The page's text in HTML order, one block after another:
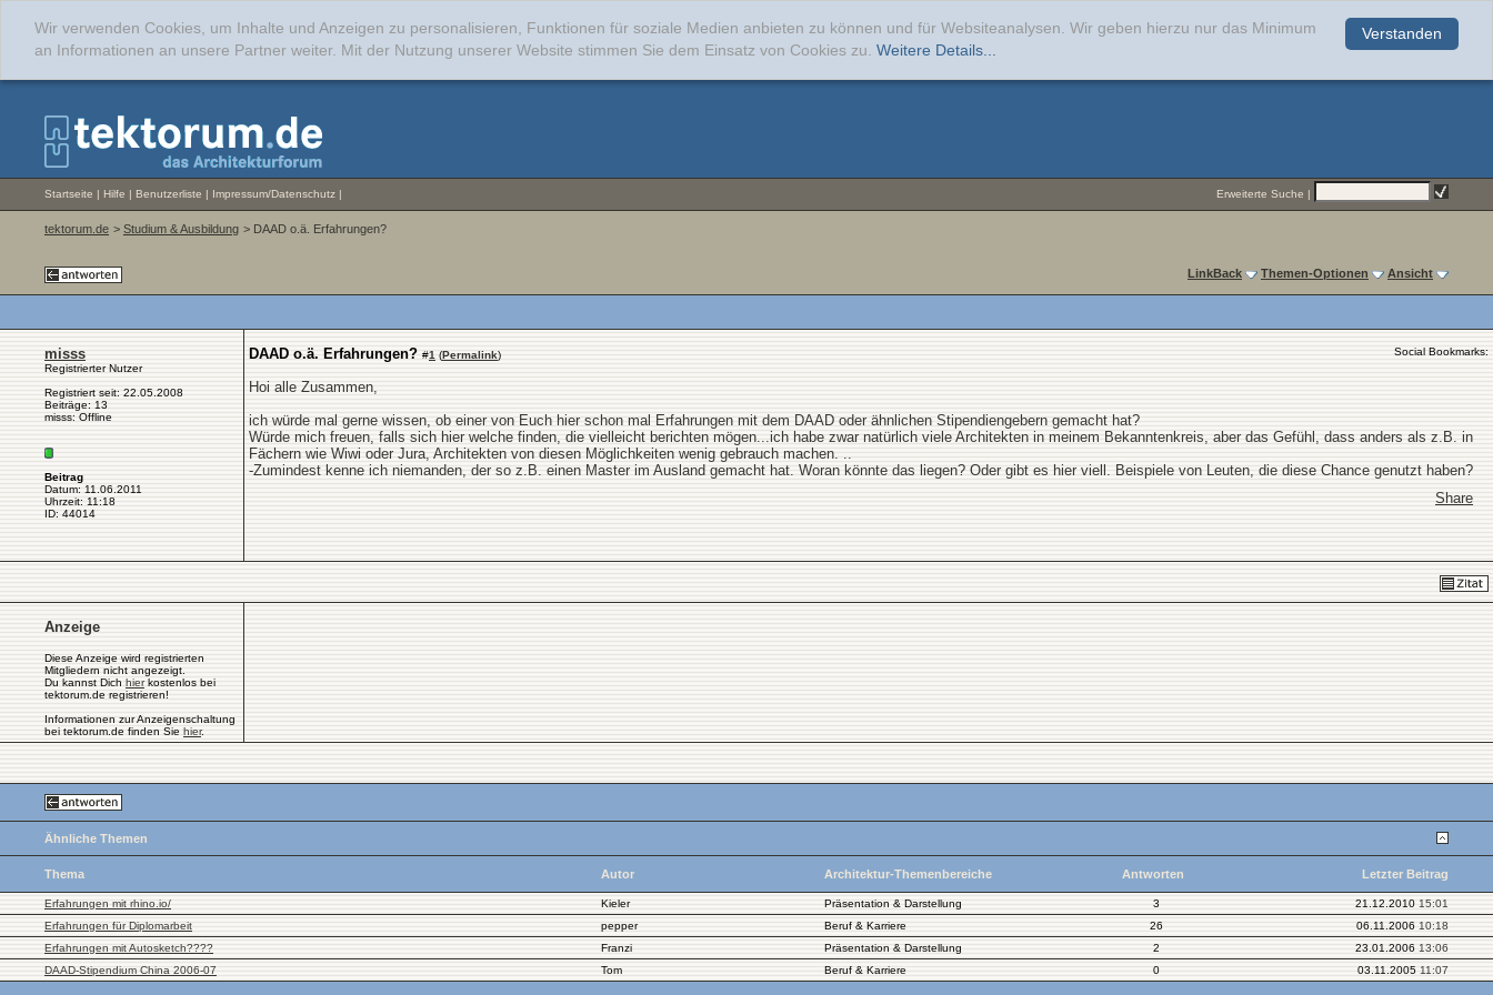
Verstanden
Wir verwenden Cookies, um Inhalte und Anzeigen zu personalisieren, Funktionen für soziale Medien anbieten zu können und für Websiteanalysen. Wir geben hierzu nur das Minimum
an Informationen an unsere Partner weiter. Mit der Nutzung unserer Website stimmen Sie dem Einsatz von Cookies zu. Weitere Details...
Startseite | Hilfe | Benutzerliste | Impressum/Datenschutz | Erweiterte Suche |
tektorum.de > Studium & Ausbildung > DAAD o.ä. Erfahrungen?
LinkBack Themen-Optionen Ansicht
misss
Registrierter Nutzer
Registriert seit: 22.05.2008
Beiträge: 13
misss: Offline
Beitrag
Datum: 11.06.2011
Uhrzeit: 11:18
ID: 44014
DAAD o.ä. Erfahrungen? #1 (Permalink) Social Bookmarks:
Hoi alle Zusammen,
ich würde mal gerne wissen, ob einer von Euch hier schon mal Erfahrungen mit dem DAAD oder ähnlichen Stipendiengebern gemacht hat?
Würde mich freuen, falls sich hier welche finden, die vielleicht berichten mögen...ich habe zwar natürlich viele Architekten in meinem Bekanntenkreis, aber das Gefühl, dass anders als z.B. in
Fächern wie Wiwi oder Jura, Architekten von diesen Möglichkeiten wenig gebrauch machen. ..
-Zumindest kenne ich niemanden, der so z.B. einen Master im Ausland gemacht hat. Woran könnte das liegen? Oder gibt es hier viell. Beispiele von Leuten, die diese Chance genutzt haben?
Share
Anzeige
Diese Anzeige wird registrierten
Mitgliedern nicht angezeigt.
Du kannst Dich hierkostenlos bei
tektorum.de registrieren!
Informationen zur Anzeigenschaltung
bei tektorum.de finden Sie hier.
Ähnliche Themen
Thema Autor Architektur-Themenbereiche Antworten Letzter Beitrag
Erfahrungen mit rhino.io/ Kieler Präsentation & Darstellung 3 21.12.2010 15:01
Erfahrungen für Diplomarbeit
pepper Beruf & Karriere 26 06.11.2006 10:18
Erfahrungen mit Autosketch????
Franzi Präsentation & Darstellung 2 23.01.2006 13:06
DAAD-Stipendium China 2006-07
Tom Beruf & Karriere 0 03.11.2005 11:07